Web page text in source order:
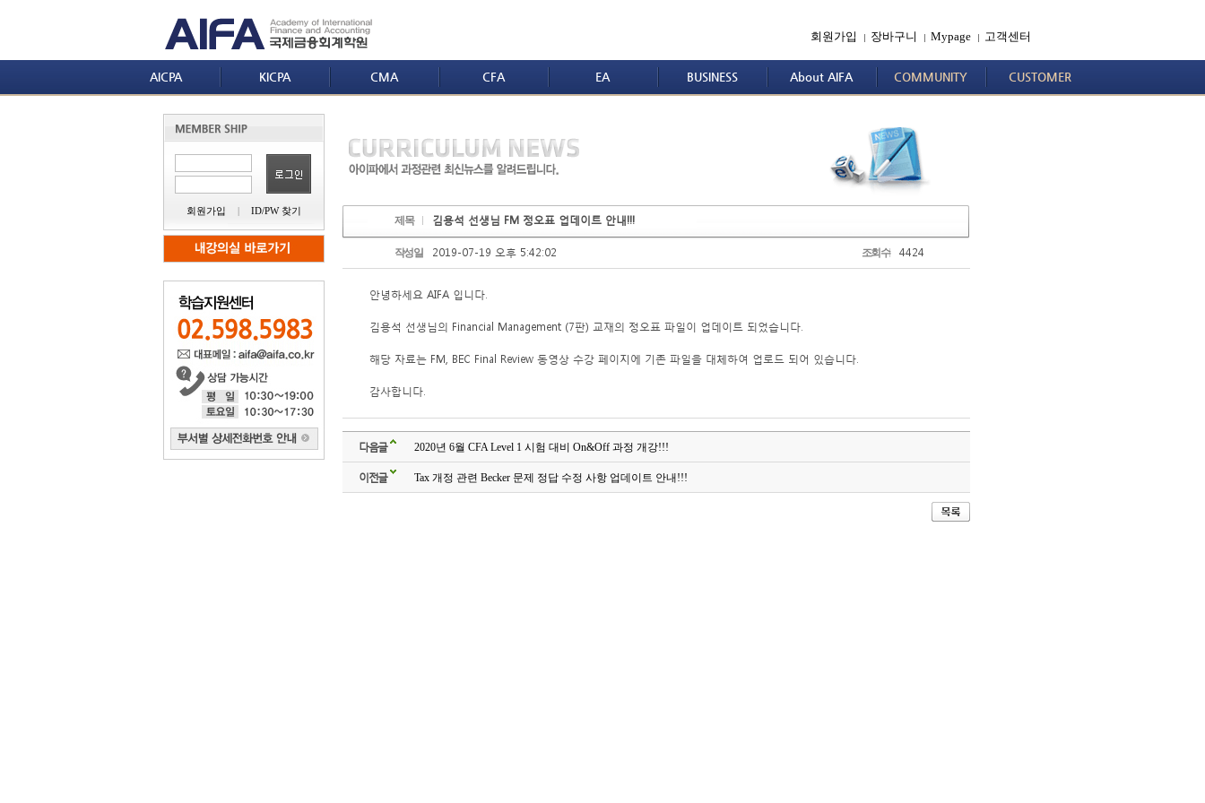
회원가입 | 장바구니 | Mypage | 고객센터
AICPA KICPA CMA CFA EA BUSINESS About AIFA COMMUNITY CUSTOMER
회원가입 | ID/PW 찾기
제목 김용석 선생님 FM 정오표 업데이트 안내!!!
작성일 2019-07-19 오후 5:42:02 조회수 4424
안녕하세요 AIFA 입니다.
김용석 선생님의 Financial Management (7판) 교재의 정오표 파일이 업데이트 되었습니다.
해당 자료는 FM, BEC Final Review 동영상 수강 페이지에 기존 파일을 대체하여 업로드 되어 있습니다.
감사합니다.
다음글 2020년 6월 CFA Level 1 시험 대비 On&Off 과정 개강!!!
이전글 Tax 개정 관련 Becker 문제 정답 수정 사항 업데이트 안내!!!